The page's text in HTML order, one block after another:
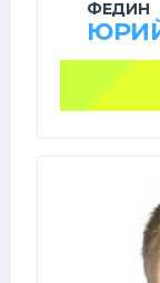
ФЕДИН